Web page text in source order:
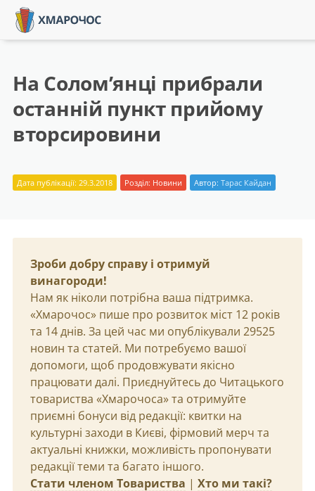
На Солом’янці прибрали
останній пункт прийому
вторсировини
Дата публікації: 29.3.2018 Розділ: Новини Автор: Тарас Кайдан
Зроби добру справу і отримуй
винагороди!
Нам як ніколи потрібна ваша підтримка.
«Хмарочос» пише про розвиток міст 12 років
та 14 днів. За цей час ми опублікували 29525
новин та статей. Ми потребуємо вашої
допомоги, щоб продовжувати якісно
працювати далі. Приєднуйтесь до Читацького
товариства «Хмарочоса» та отримуйте
приємні бонуси від редакції: квитки на
культурні заходи в Києві, фірмовий мерч та
актуальні книжки, можливість пропонувати
редакції теми та багато іншого.
Стати членом Товариства | Хто ми такі?